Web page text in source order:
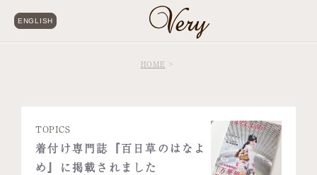
ENGLISH
HOME
TOPICS
着付け専門誌『百日草のはなよ
め』に掲載されました